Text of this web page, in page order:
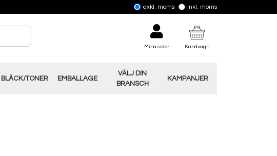
exkl. moms inkl. moms
Mina sidor Kundvagn
BLÄCK/TONER EMBALLAGE
VÄLJ DIN
BRANSCH
KAMPANJER